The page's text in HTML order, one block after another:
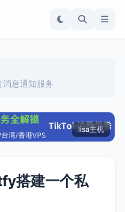
息通知服务
lisa主机
搭建一个私